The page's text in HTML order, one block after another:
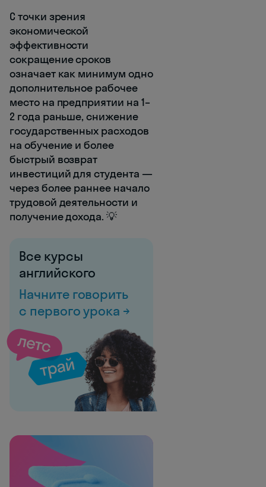
С точки зрения
экономической
эффективности
сокращение сроков
означает как минимум одно
дополнительное рабочее
место на предприятии на 1–
2 года раньше, снижение
государственных расходов
на обучение и более
быстрый возврат
инвестиций для студента —
через более раннее начало
трудовой деятельности и
получение дохода. 💡
Все курсы
английского
Начните говорить
с первого урока →